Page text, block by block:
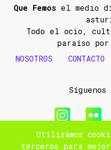
Que Femos el medio
Todo el ocio,
paraíso
NOSOTROS
CONTACTO
© 2009- 2026 Que
Utilizamos
terceros para